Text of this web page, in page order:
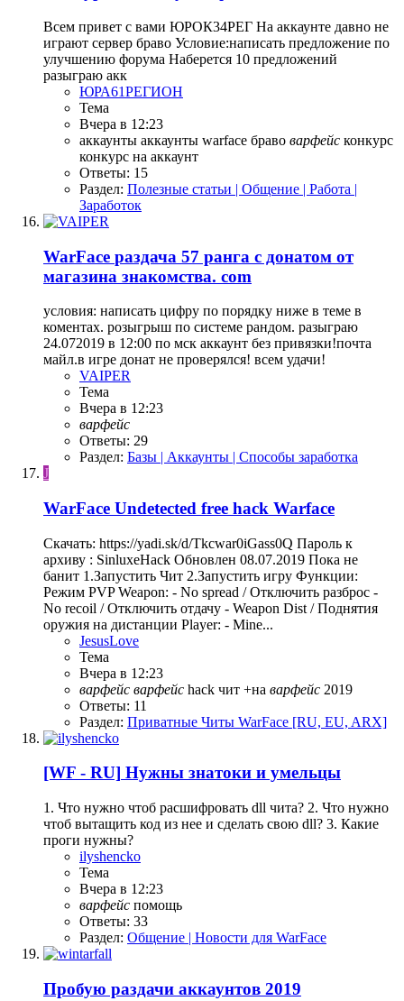
Всем привет с вами ЮРОК34РЕГ На аккаунте давно не
играют сервер браво Условие:написать предложение по
улучшению форума Наберется 10 предложений
разыграю акк
ЮРА61РЕГИОН
Тема
Вчера в 12:23
аккаунты аккаунты warface браво варфейс конкурс
конкурс на аккаунт
Ответы: 15
Раздел: Полезные статьи | Общение | Работа |
Заработок
WarFace раздача 57 ранга с донатом от
магазина знакомства. com
условия: написать цифру по порядку ниже в теме в
коментах. розыгрыш по системе рандом. разыграю
24.072019 в 12:00 по мск аккаунт без привязки!почта
майл.в игре донат не проверялся! всем удачи!
VAIPER
Тема
Вчера в 12:23
варфейс
Ответы: 29
Раздел: Базы | Аккаунты | Способы заработка
J
WarFace Undetected free hack Warface
Скачать: https://yadi.sk/d/Tkcwar0iGass0Q Пароль к
архиву : SinluxeHack Обновлен 08.07.2019 Пока не
банит 1.Запустить Чит 2.Запустить игру Функции:
Режим PVP Weapon: - No spread / Отключить разброс -
No recoil / Отключить отдачу - Weapon Dist / Поднятия
оружия на дистанции Player: - Mine...
JesusLove
Тема
Вчера в 12:23
варфейс варфейс hack чит +на варфейс 2019
Ответы: 11
Раздел: Приватные Читы WarFace [RU, EU, ARX]
[WF - RU] Нужны знатоки и умельцы
1. Что нужно чтоб расшифровать dll чита? 2. Что нужно
чтоб вытащить код из нее и сделать свою dll? 3. Какие
проги нужны?
ilyshencko
Тема
Вчера в 12:23
варфейс помощь
Ответы: 33
Раздел: Общение | Новости для WarFace
Пробую раздачи аккаунтов 2019